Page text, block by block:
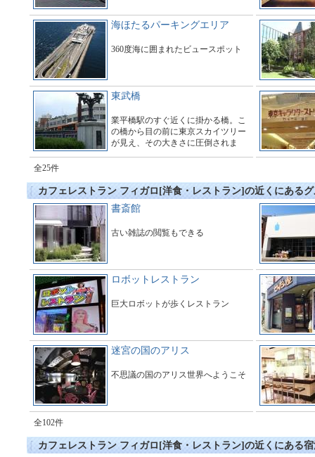
海ほたるパーキングエリア
360度海に囲まれたビュースポット
東武橋
業平橋駅のすぐ近くに掛かる橋。こ
の橋から目の前に東京スカイツリー
が見え、その大きさに圧倒されま
全25件
カフェレストラン フィガロ[洋食・レストラン]の近くにある
書斎館
古い雑誌の閲覧もできる
ロボットレストラン
巨大ロボットが歩くレストラン
迷宮の国のアリス
不思議の国のアリス世界へようこそ
全102件
カフェレストラン フィガロ[洋食・レストラン]の近くにある